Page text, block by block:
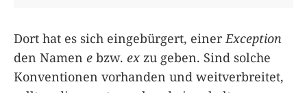
Dort hat es sich eingebürgert, einerException
den Namen e bzw. ex zu geben. Sind solche
Konventionen vorhanden und weitverbreitet,